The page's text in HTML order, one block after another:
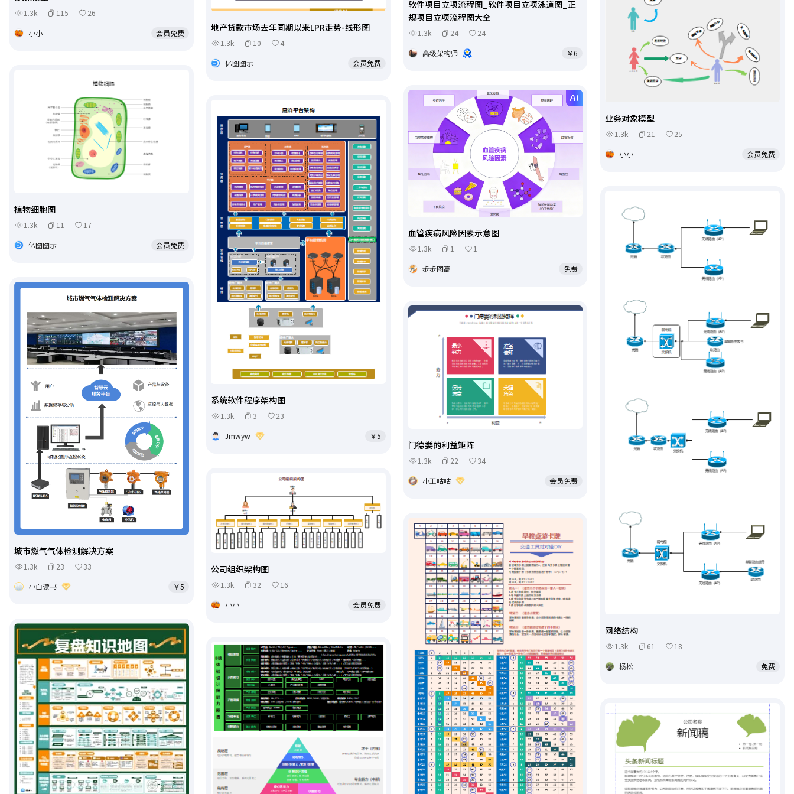
软件项目立项流程图_软件项目立项泳道图_正
规项目立项流程图大全
1.3k 24
24
高级架构师
￥6
地产贷款市场去年同期以来LPR走势-线形图
1.3k 10
4
亿图图示
会员免费
1.3k 115
26
小小
会员免费
业务对象模型
1.3k 21
25
小小
会员免费
植物细胞图
1.3k 11
17
亿图图示
会员免费
血管疾病风险因素示意图
1.3k 1
1
步步图高
免费
系统软件程序架构图
1.3k 3
23
Jmwyw
￥5
网络结构
1.3k 61
18
杨松
免费
城市燃气气体检测解决方案
1.3k 23
33
小白读书
￥5
门德娄的利益矩阵
1.3k 22
34
小王咕咕
会员免费
公司组织架构图
1.3k 32
16
小小
会员免费